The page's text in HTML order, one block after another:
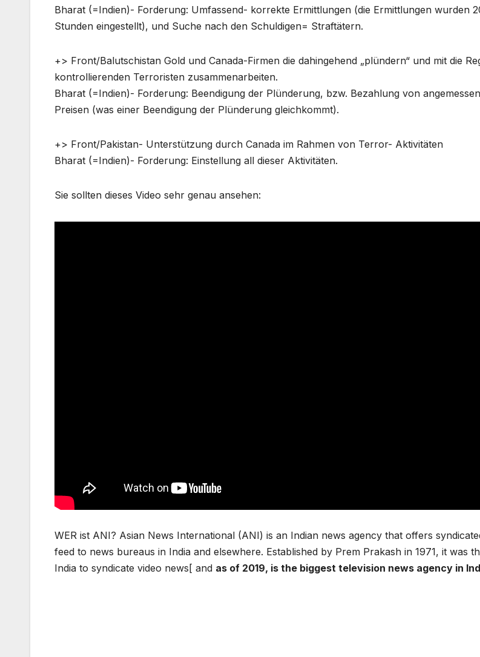
Bharat (=Indien)- Forderung: Umfassend- korrekte Ermittlungen (die Ermittlungen wurden
Stunden eingestellt), und Suche nach den Schuldigen= Straftätern.
+> Front/Balutschistan Gold und Canada-Firmen die dahingehend „plündern“ und mit die
kontrollierenden Terroristen zusammenarbeiten.
Bharat (=Indien)- Forderung: Beendigung der Plünderung, bzw. Bezahlung von
Preisen (was einer Beendigung der Plünderung gleichkommt).
+> Front/Pakistan- Unterstützung durch Canada im Rahmen von Terror- Aktivitäten
Bharat (=Indien)- Forderung: Einstellung all dieser Aktivitäten.
Sie sollten dieses Video sehr genau ansehen:
WER ist ANI? Asian News International (ANI) is an Indian news agency that offers
feed to news bureaus in India and elsewhere. Established by Prem Prakash in 1971, it was
India to syndicate video news[ and as of 2019, is the biggest television news agency in